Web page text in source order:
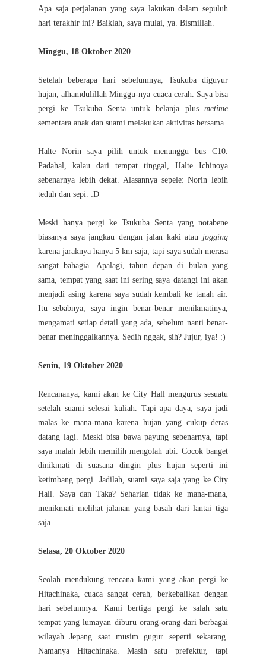
Apa saja perjalanan yang saya lakukan dalam sepuluh
hari terakhir ini? Baiklah, saya mulai, ya. Bismillah.
Minggu, 18 Oktober 2020
Setelah beberapa hari sebelumnya, Tsukuba diguyur
hujan, alhamdulillah Minggu-nya cuaca cerah. Saya bisa
pergi ke Tsukuba Senta untuk belanja plus metime
sementara anak dan suami melakukan aktivitas bersama.
Halte Norin saya pilih untuk menunggu bus C10.
Padahal, kalau dari tempat tinggal, Halte Ichinoya
sebenarnya lebih dekat. Alasannya sepele: Norin lebih
teduh dan sepi. :D
Meski hanya pergi ke Tsukuba Senta yang notabene
biasanya saya jangkau dengan jalan kaki atau jogging
karena jaraknya hanya 5 km saja, tapi saya sudah merasa
sangat bahagia. Apalagi, tahun depan di bulan yang
sama, tempat yang saat ini sering saya datangi ini akan
menjadi asing karena saya sudah kembali ke tanah air.
Itu sebabnya, saya ingin benar-benar menikmatinya,
mengamati setiap detail yang ada, sebelum nanti benar-
benar meninggalkannya. Sedih nggak, sih? Jujur, iya! :)
Senin, 19 Oktober 2020
Rencananya, kami akan ke City Hall mengurus sesuatu
setelah suami selesai kuliah. Tapi apa daya, saya jadi
malas ke mana-mana karena hujan yang cukup deras
datang lagi. Meski bisa bawa payung sebenarnya, tapi
saya malah lebih memilih mengolah ubi. Cocok banget
dinikmati di suasana dingin plus hujan seperti ini
ketimbang pergi. Jadilah, suami saya saja yang ke City
Hall. Saya dan Taka? Seharian tidak ke mana-mana,
menikmati melihat jalanan yang basah dari lantai tiga
saja.
Selasa, 20 Oktober 2020
Seolah mendukung rencana kami yang akan pergi ke
Hitachinaka, cuaca sangat cerah, berkebalikan dengan
hari sebelumnya. Kami bertiga pergi ke salah satu
tempat yang lumayan diburu orang-orang dari berbagai
wilayah Jepang saat musim gugur seperti sekarang.
Namanya Hitachinaka. Masih satu prefektur, tapi